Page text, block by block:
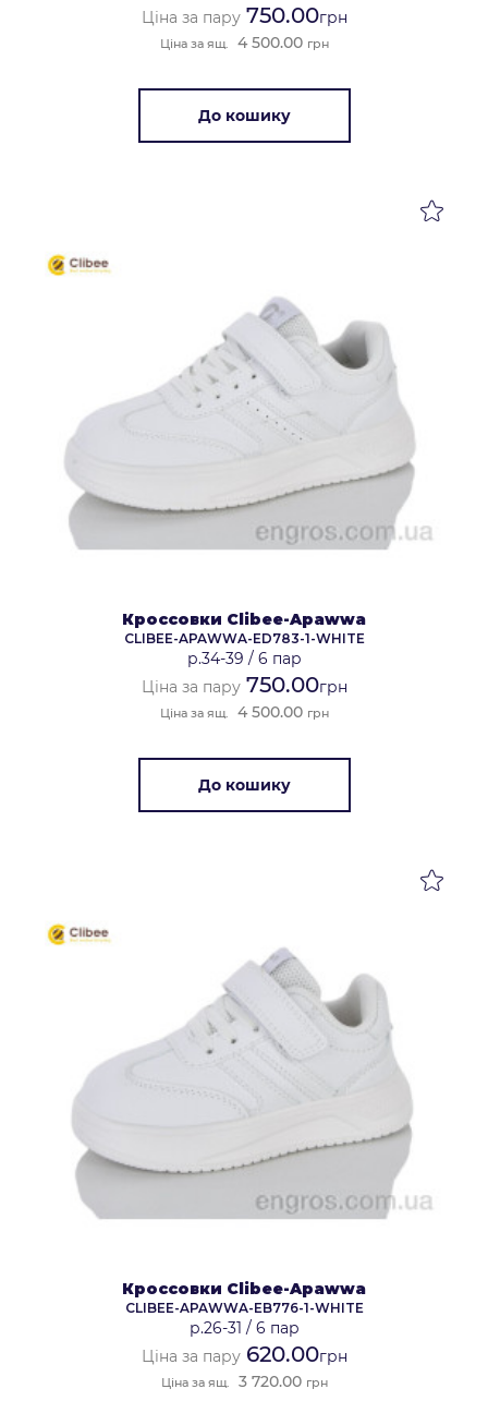
Ціна за пару750.00грн
Ціна за ящ. 4 500.00 грн
До кошику
Кроссовки Clibee-Apawwa
CLIBEE-APAWWA-ED783-1-WHITE
р.34-39 / 6 пар
Ціна за пару750.00грн
Ціна за ящ. 4 500.00 грн
До кошику
Кроссовки Clibee-Apawwa
CLIBEE-APAWWA-EB776-1-WHITE
р.26-31 / 6 пар
Ціна за пару620.00грн
Ціна за ящ. 3 720.00 грн